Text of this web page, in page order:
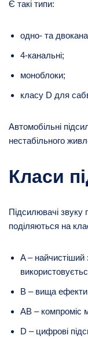
Є такі типи:
одно- та
4-канальні;
моноблоки;
класу D для
Автомобільні
нестабільного
Класи
Підсилювачі звуку
поділяються на
A – найчистіший
B – вища
AB – компроміс
D – цифрові